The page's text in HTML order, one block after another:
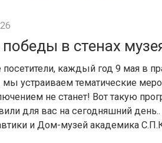
в стенах
посетители, каждый год 9 мая в
устраиваем тематические
не станет! Вот такую
для вас на сегодняшний
и Дом-музей академика